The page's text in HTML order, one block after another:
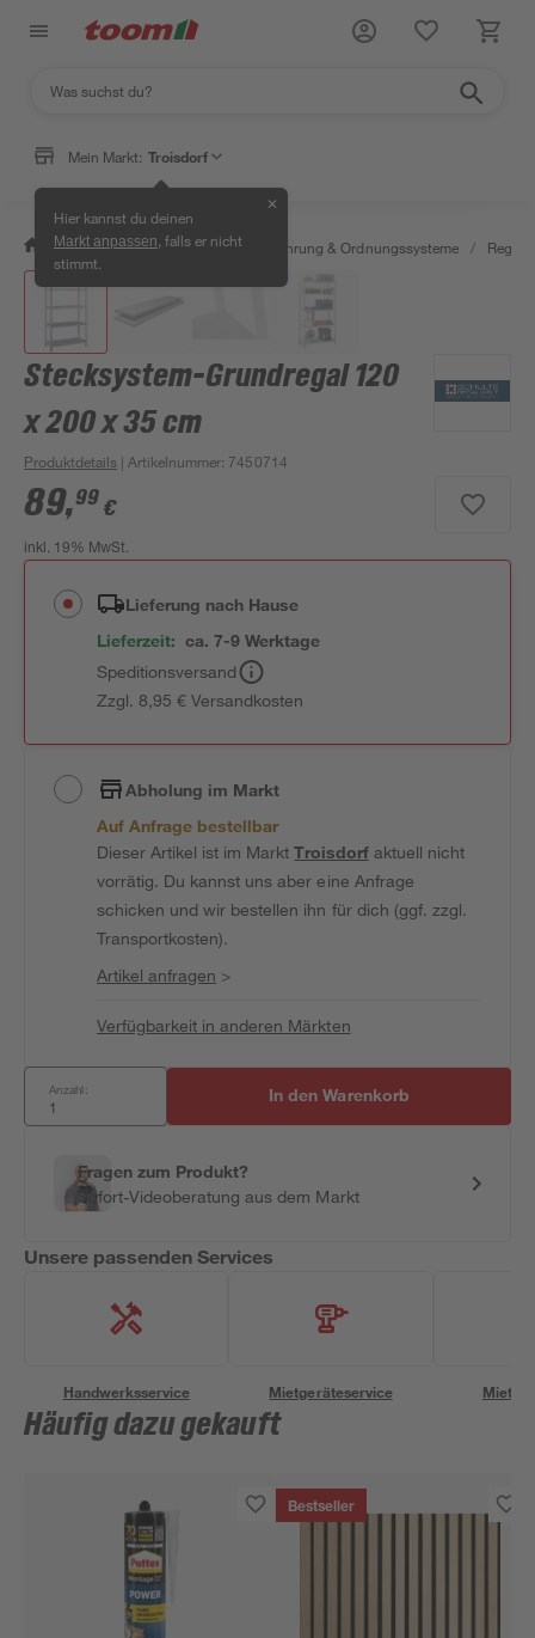
Mein Markt: Troisdorf
Hier kannst du deinen
Markt anpassen , falls er nicht
stimmt.
✕
/ Wohnen & Haushalt / Aufbewahrung & Ordnungssysteme / Regale
Stecksystem-Grundregal 120
x 200 x 35 cm
Produktdetails | Artikelnummer: 7450714
89,99 €
inkl. 19% MwSt.
Lieferung nach Hause
Lieferzeit: ca. 7-9 Werktage
Speditionsversand
Zzgl. 8,95 € Versandkosten
Abholung im Markt
Auf Anfrage bestellbar
Dieser Artikel ist im MarktTroisdorfaktuell nicht
vorrätig. Du kannst uns aber eine Anfrage
schicken und wir bestellen ihn für dich (ggf. zzgl.
Transportkosten).
Artikel anfragen >
Verfügbarkeit in anderen Märkten
Anzahl: In den Warenkorb
Fragen zum Produkt?
Sofort-Videoberatung aus dem Markt
Unsere passenden Services
Handwerksservice Mietgeräteservice
Häufig dazu gekauft
Bestseller